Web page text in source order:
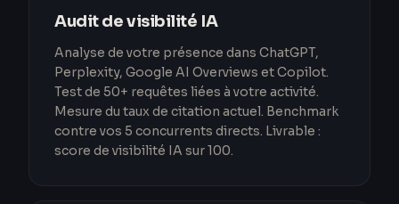
Audit de visibilité IA
Analyse de votre présence dans ChatGPT,
Perplexity, Google AI Overviews et Copilot.
Test de 50+ requêtes liées à votre activité.
Mesure du taux de citation actuel. Benchmark
contre vos 5 concurrents directs. Livrable :
score de visibilité IA sur 100.